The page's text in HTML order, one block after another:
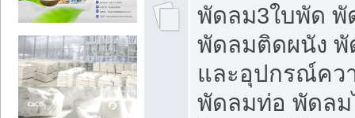
พัดลม3ใบพัด พั
พัดลมติดผนัง
และอุปกรณ์คว
พัดลมท่อ พัดลม